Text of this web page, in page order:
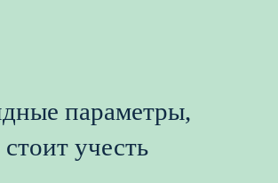
параметры,
учесть